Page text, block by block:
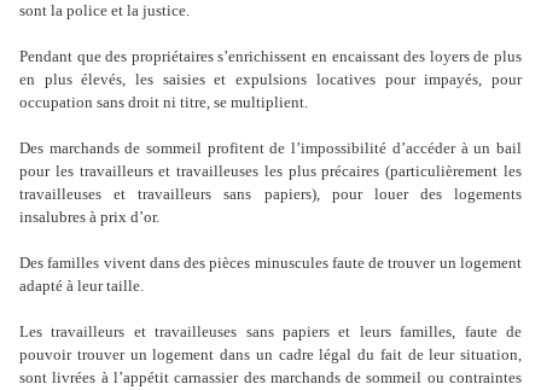
sont la police et la justice.
Pendant que des propriétaires s’enrichissent en encaissant des loyers de plus
en plus élevés, les saisies et expulsions locatives pour impayés, pour
occupation sans droit ni titre, se multiplient.
Des marchands de sommeil profitent de l’impossibilité d’accéder à un bail
pour les travailleurs et travailleuses les plus précaires (particulièrement les
travailleuses et travailleurs sans papiers), pour louer des logements
insalubres à prix d’or.
Des familles vivent dans des pièces minuscules faute de trouver un logement
adapté à leur taille.
Les travailleurs et travailleuses sans papiers et leurs familles, faute de
pouvoir trouver un logement dans un cadre légal du fait de leur situation,
sont livrées à l’appétit carnassier des marchands de sommeil ou contraintes